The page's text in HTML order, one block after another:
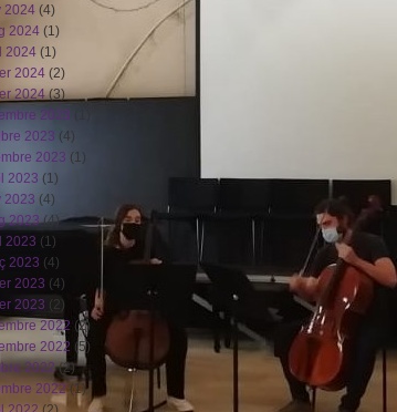
2024(4)
2024(1)
2024(1)
2024(2)
2024(3)
2023
2023 (4)
2023 (1)
2023 (1)
2023 (4)
2023(4)
2023 (1)
2023 (4)
2023 (4)
2023 (2)
2022 (2)
2022 (5)
2022(2)
2022(1)